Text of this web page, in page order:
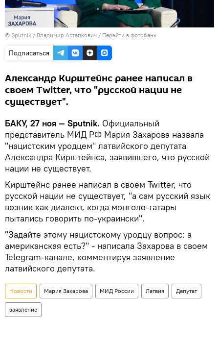
© Sputnik / Владимир Астапкович / Перейти в фотобанк
Подписаться
Александр Кирштейнс ранее написал в
своем Twitter, что "русской нации не
существует".
БАКУ, 27 ноя — Sputnik. Официальный
представитель МИД РФ Мария Захарова назвала
"нацистским уродцем" латвийского депутата
Александра Кирштейнса, заявившего, что русской
нации не существует.
Кирштейнс ранее написал в своем Twitter, что
русской нации не существует, "а сам русский язык
возник как диалект, когда монголо-татары
пытались говорить по-украински".
"Задайте этому нацистскому уродцу вопрос: а
американская есть?" - написала Захарова в своем
Telegram-канале, комментируя заявление
латвийского депутата.
Новости Мария Захарова МИД России Латвия Депутат
заявление